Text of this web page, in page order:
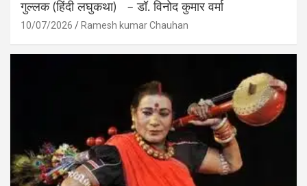
गुल्लक (हिंदी लघुकथा) – डॉ. विनोद कुमार वर्मा
10/07/2026 Ramesh kumar Chauhan